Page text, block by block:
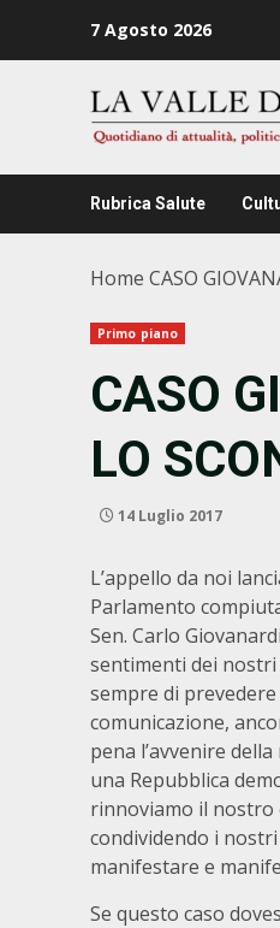
7 Agosto 2026
Rubrica Salute
Home CASO
Primo piano
CASO
LO
14 Luglio 2017
L’appello da noi
Parlamento
Sen. Carlo
sentimenti dei nostri
sempre di
comunicazione,
pena l’avvenire
una Repubblica
rinnoviamo il nostro
condividendo i
manifestare e
Se questo caso